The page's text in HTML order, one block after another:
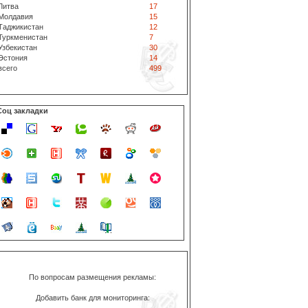
17
15
12
7
30
14
499
закладки
По вопросам размещения рекламы:
Добавить банк для мониторинга: